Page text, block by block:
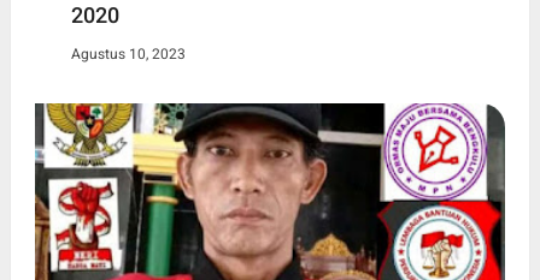
2020
Agustus 10, 2023